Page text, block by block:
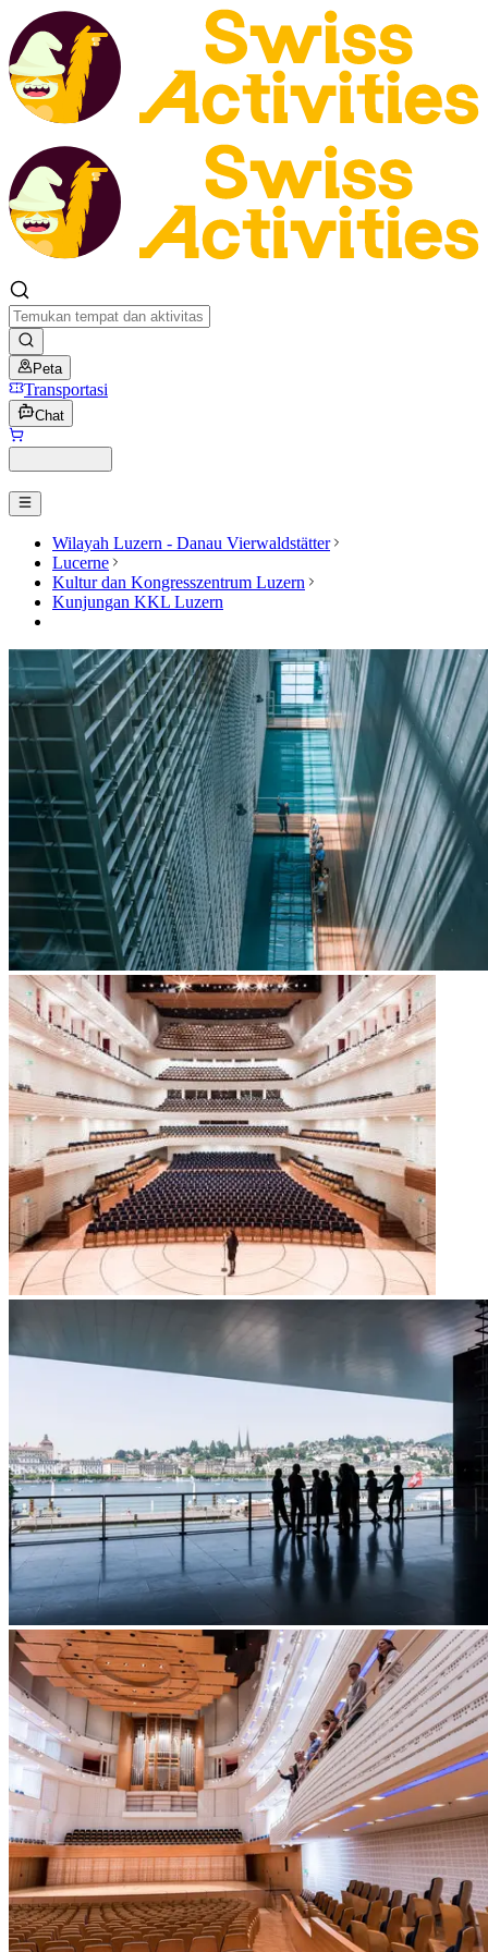
Peta
Transportasi
Chat
Wilayah Luzern - Danau Vierwaldstätter
Lucerne
Kultur dan Kongresszentrum Luzern
Kunjungan KKL Luzern